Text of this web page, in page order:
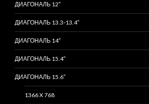
ДИАГОНАЛЬ 12″
ДИАГОНАЛЬ 13.3-13.4″
ДИАГОНАЛЬ 14″
ДИАГОНАЛЬ 15.4″
ДИАГОНАЛЬ 15.6″
1366 X 768